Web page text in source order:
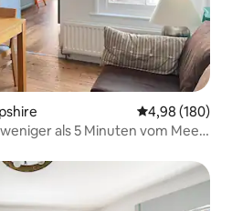
4,98 (180)
als 5 Minuten vom Meer